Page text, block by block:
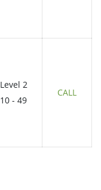
Level 2
10 - 49
CALL